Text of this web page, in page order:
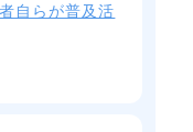
自らが普及活